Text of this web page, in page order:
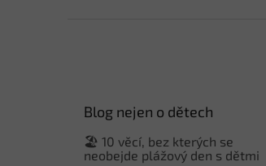
Blog nejen o dětech
🏖️ 10 věcí, bez kterých se
neobejde plážový den s dětmi